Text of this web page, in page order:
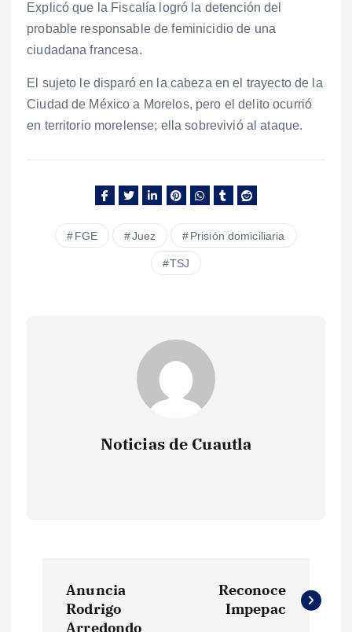
Explicó que la Fiscalía logró la detención del
probable responsable de feminicidio de una
ciudadana francesa.
El sujeto le disparó en la cabeza en el trayecto de la
Ciudad de México a Morelos, pero el delito ocurrió
en territorio morelense; ella sobrevivió al ataque.
FGE Juez Prisión domiciliaria
TSJ
Noticias de Cuautla
Anuncia
Rodrigo
Arredondo
Reconoce
Impepac